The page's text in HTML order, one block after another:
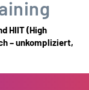
HIIT (High
– unkompliziert,